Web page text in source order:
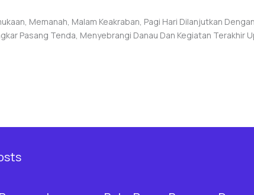
Memanah, Malam Keakraban, Pagi Hari Dilanjutkan
Pasang Tenda, Menyebrangi Danau Dan Kegiatan Terakhir